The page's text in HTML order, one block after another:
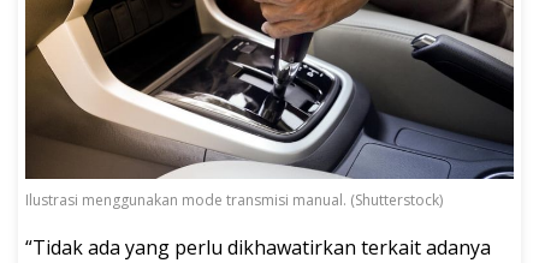
Ilustrasi menggunakan mode transmisi manual. (Shutterstock)
“Tidak ada yang perlu dikhawatirkan terkait adanya